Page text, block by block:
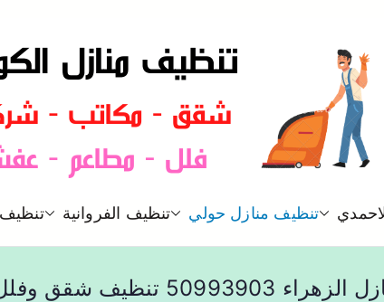
تنظيف منازل
شركة تنظيف منازل و تنظيف منازل حولي تنظيف الفروانية
تنظيف شقق وفلل وعفش الزهراء